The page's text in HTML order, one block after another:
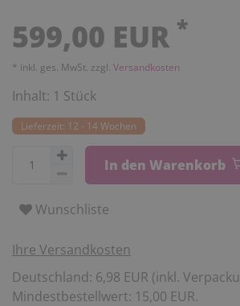
599,00 EUR *
* inkl. ges. MwSt. zzgl. Versandkosten
Inhalt: 1 Stück
Lieferzeit: 12 - 14 Wochen
In den Warenkorb
Wunschliste
Ihre Versandkosten
Deutschland: 6,98 EUR (inkl.
Mindestbestellwert: 15,00 EUR.